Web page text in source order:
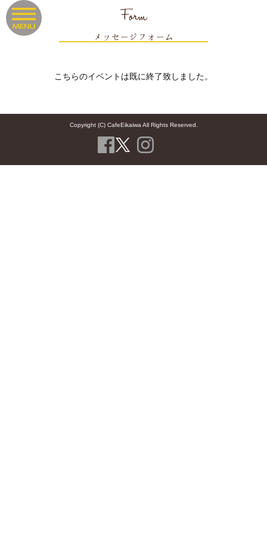
Form
メッセージフォーム
こちらのイベントは既に終了致しました。
Copyright (C) CafeEikaiwa All Rights Reserved.